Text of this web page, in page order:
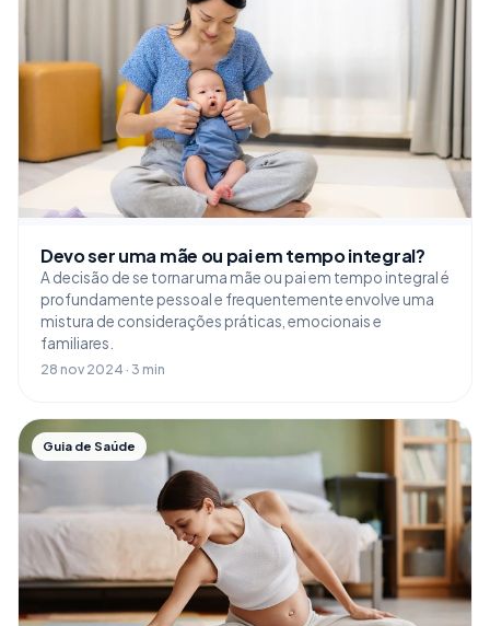
Devo ser uma mãe ou pai em tempo integral?
A decisão de se tornar uma mãe ou pai em tempo integral é
profundamente pessoal e frequentemente envolve uma
mistura de considerações práticas, emocionais e
familiares.
28 nov 2024 · 3 min
Guia de Saúde